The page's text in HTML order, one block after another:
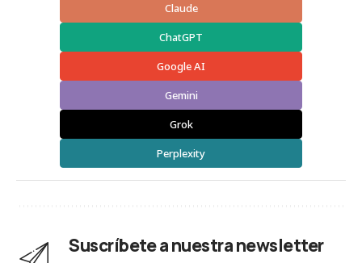
Claude
ChatGPT
Google AI
Gemini
Grok
Perplexity
Suscríbete a nuestra newsletter